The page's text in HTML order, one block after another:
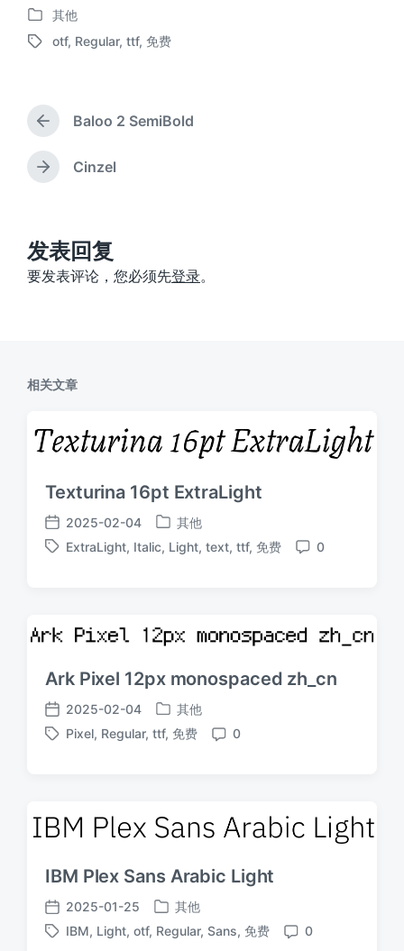
布
日
发
布
其他
标
otf, Regular, ttf, 免费
上
篇
文
章
Baloo 2 SemiBold
下
：
Cinzel
发表回复
要发表评论，您必须先登录。
相关文章
Texturina 16pt ExtraLight
发
布
2025-02-04
发
布
其他
标
ExtraLight, Italic, Light, text, ttf, 免费
评
0
Ark Pixel 12px monospaced zh_cn
发
布
2025-02-04
发
布
其他
标
Pixel, Regular, ttf, 免费
评
0
IBM Plex Sans Arabic Light
发
布
2025-01-25
发
布
其他
标
IBM, Light, otf, Regular, Sans, 免费
评
0